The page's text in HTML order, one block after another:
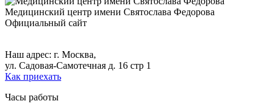
Медицинский центр имени Святослава Федорова
Официальный сайт
Наш адрес: г. Москва,
ул. Садовая-Самотечная д. 16 стр 1
Как приехать
Часы работы